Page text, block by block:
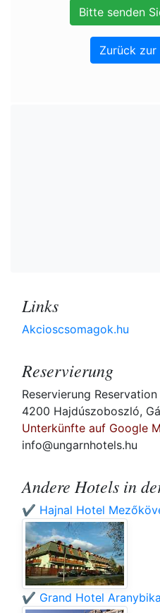
Zurück
Links
Akcioscsomagok.hu
Reservierung
Reservierung
4200 Hajdúszoboszló,
Unterkünfte auf Google
info@ungarnhotels.hu
Andere Hotels in
✔️ Hajnal Hotel
✔️ Grand Hotel